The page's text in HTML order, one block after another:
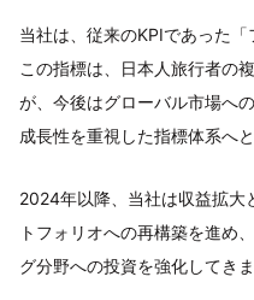
当社は、従来のKPIであった「
この指標は、日本人旅行者の
が、今後はグローバル市場へ
成長性を重視した指標体系へ
2024年以降、当社は収益拡大
トフォリオへの再構築を進め
グ分野への投資を強化してきま